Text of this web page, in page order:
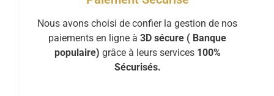
Nous avons choisi de confier la gestion de nos
paiements en ligne à 3D sécure ( Banque
populaire) grâce à leurs services 100%
Sécurisés.